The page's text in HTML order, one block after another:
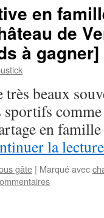
en
de
à gagner]
très beaux
en
la
gâte | Marqué avec